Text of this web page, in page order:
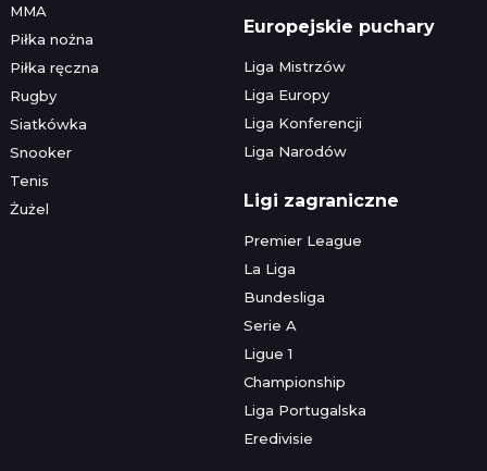
MMA
Piłka nożna
Piłka ręczna
Rugby
Siatkówka
Snooker
Tenis
Żużel
Europejskie puchary
Liga Mistrzów
Liga Europy
Liga Konferencji
Liga Narodów
Ligi zagraniczne
Premier League
La Liga
Bundesliga
Serie A
Ligue 1
Championship
Liga Portugalska
Eredivisie